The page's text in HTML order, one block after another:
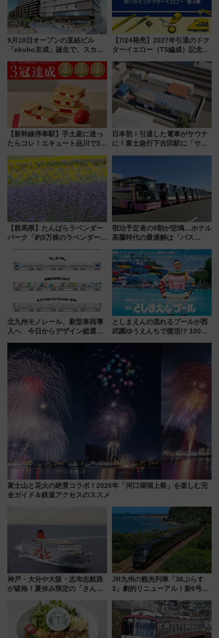
9月10日オープンの直結ビル
「ekubo京成」誕生で、スカイ
新鎌ヶ谷はどう変わる？ 全テナ
ント情報も公開！
【7/24発売】2027年引退のドク
ターイエロー（T5編成）記念グ
送の目覚まし時計など通販・販
売店舗まとめ
【新幹線停車駅】手土産に迷っ
たらコレ！エキュート品川で3年
産スイーツとは？
日本初！引退した電車がサウナ
に！富士急行下吉田駅に「サ電
感じながら「ととのう」新感覚
【群馬県】たんばらラベンダー
パーク「約3万株のラベンダー」
で都心から約1時間半で夏の絶景
を！
宿泊予定者の9割が悲鳴…ホテル
高騰時代の最適解は「バス
した、推し活遠征や観光時のリ
アルな懐事情
北九州モノレール、新型車両導
入へ 今日からデザイン総選挙
としまえんの流れるプールが西
武園ゆうえんちで復活!? 100周
イダー」に注目 2026年夏は所
沢へ遊びに行こう
富士山と花火の絶景コラボ！2026年「河口湖湖上祭」を楽しむ完
全ガイド＆鉄道アクセスのススメ
神戸・大分や大阪・志布志航路
が破格！夏休み限定の「さんふ
ート 夕朝食ビュッフェ付きで
快適な船旅はいかが？
JR九州の観光列車「36ぷらす
3」劇的リニューアル！新6号車
別 “プレミアムランチ”導入･ル
ートや価格など解説